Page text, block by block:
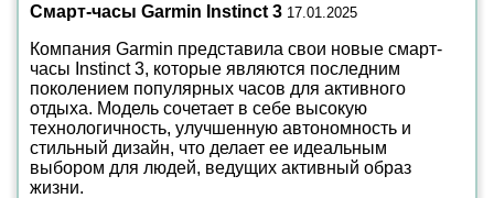
Смарт-часы Garmin Instinct 3 17.01.2025
Компания Garmin представила свои новые смарт-
часы Instinct 3, которые являются последним
поколением популярных часов для активного
отдыха. Модель сочетает в себе высокую
технологичность, улучшенную автономность и
стильный дизайн, что делает ее идеальным
выбором для людей, ведущих активный образ
жизни.